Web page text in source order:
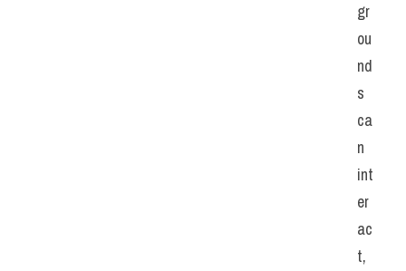
gr
ou
nd
s
ca
n
int
er
ac
t,